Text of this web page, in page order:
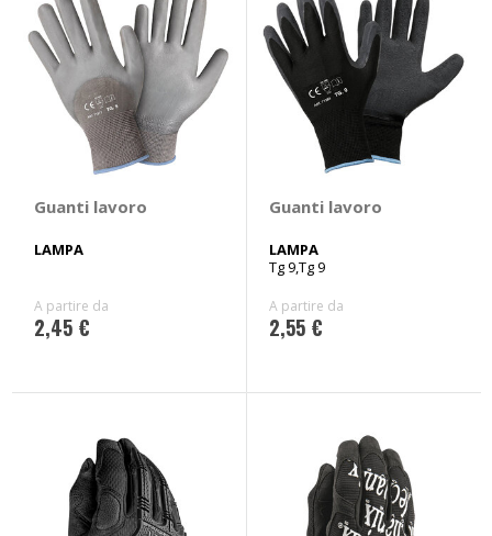
Guanti lavoro
LAMPA
A partire da
2,45 €
Guanti lavoro
LAMPA
Tg 9,Tg 9
A partire da
2,55 €